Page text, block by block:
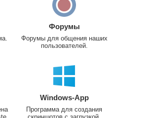
Форумы
Форумы для общения наших
пользователей.
Windows-App
Программа для создания